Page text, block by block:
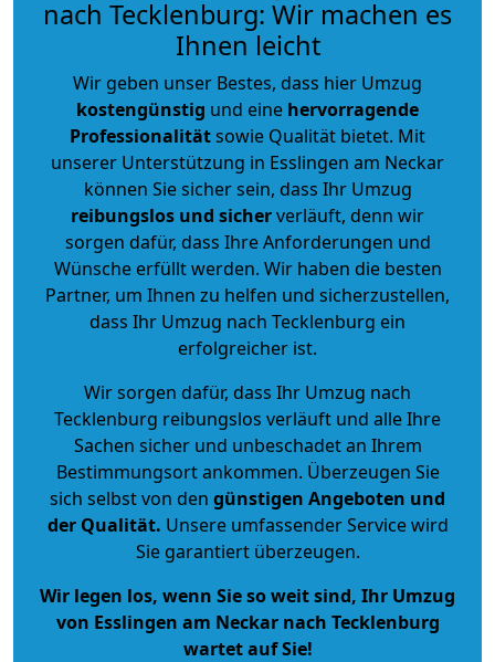
nach Tecklenburg: Wir machen es
Ihnen leicht
Wir geben unser Bestes, dass hier Umzug
kostengünstig und eine hervorragende
Professionalitätsowie Qualität bietet. Mit
unserer Unterstützung in Esslingen am Neckar
können Sie sicher sein, dass Ihr Umzug
reibungslos und sicherverläuft, denn wir
sorgen dafür, dass Ihre Anforderungen und
Wünsche erfüllt werden. Wir haben die besten
Partner, um Ihnen zu helfen und sicherzustellen,
dass Ihr Umzug nach Tecklenburg ein
erfolgreicher ist.
Wir sorgen dafür, dass Ihr Umzug nach
Tecklenburg reibungslos verläuft und alle Ihre
Sachen sicher und unbeschadet an Ihrem
Bestimmungsort ankommen. Überzeugen Sie
sich selbst von den günstigen Angeboten und
der Qualität. Unsere umfassender Service wird
Sie garantiert überzeugen.
Wir legen los, wenn Sie so weit sind, Ihr Umzug
von Esslingen am Neckar nach Tecklenburg
wartet auf Sie!